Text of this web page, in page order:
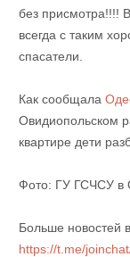
без присмотра!!!!
всегда с таким
спасатели.
Как сообщала
Овидиопольском
квартире дети
Фото: ГУ ГСЧСУ в
Больше новостей
https://t.me/